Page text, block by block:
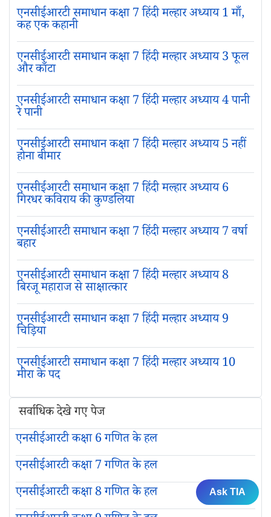
एनसीईआरटी समाधान कक्षा 7 हिंदी मल्हार अध्याय 1 माँ,
कह एक कहानी
एनसीईआरटी समाधान कक्षा 7 हिंदी मल्हार अध्याय 3 फूल
और काँटा
एनसीईआरटी समाधान कक्षा 7 हिंदी मल्हार अध्याय 4 पानी
रे पानी
एनसीईआरटी समाधान कक्षा 7 हिंदी मल्हार अध्याय 5 नहीं
होना बीमार
एनसीईआरटी समाधान कक्षा 7 हिंदी मल्हार अध्याय 6
गिरधर कविराय की कुण्डलिया
एनसीईआरटी समाधान कक्षा 7 हिंदी मल्हार अध्याय 7 वर्षा
बहार
एनसीईआरटी समाधान कक्षा 7 हिंदी मल्हार अध्याय 8
बिरजू महाराज से साक्षात्कार
एनसीईआरटी समाधान कक्षा 7 हिंदी मल्हार अध्याय 9
चिड़िया
एनसीईआरटी समाधान कक्षा 7 हिंदी मल्हार अध्याय 10
मीरा के पद
सर्वाधिक देखे गए पेज
एनसीईआरटी कक्षा 6 गणित के हल
एनसीईआरटी कक्षा 7 गणित के हल
एनसीईआरटी कक्षा 8 गणित के हल
Ask TIA